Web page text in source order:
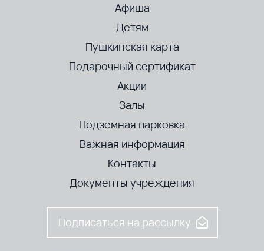
Афиша
Детям
Пушкинская карта
Подарочный сертификат
Акции
Залы
Подземная парковка
Важная информация
Контакты
Документы учреждения
Подписаться на рассылку